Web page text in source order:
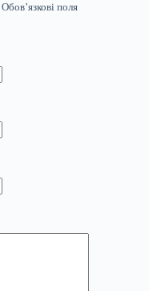
Обов’язкові поля